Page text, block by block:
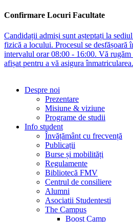
Confirmare Locuri Facultate
Candidații admiși sunt așteptați la
fizică a locului. Procesul se desfășoară
intervalul orar 08:00 - 16:00. Vă rugăm
afișat pentru a vă asigura înmatricularea.
Despre noi
Prezentare
Misiune & viziune
Programe de studii
Info student
Învățământ cu frecvență
Publicații
Burse și mobilități
Regulamente
Bibliotecă FMV
Centrul de consiliere
Alumni
Asociatii Studentesti
The Campus
Boost Camp